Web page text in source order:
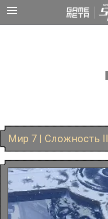
Мир 7 | Сложность II